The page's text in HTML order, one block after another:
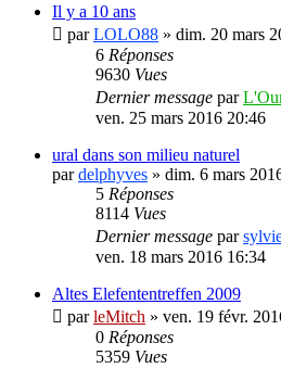
Il y a 10 ans
parLOLO88 » dim. 20 mars
6 Réponses
9630 Vues
Dernier message par
ven. 25 mars 2016 20:46
ural dans son milieu naturel
pardelphyves » dim. 6 mars
5 Réponses
8114 Vues
Dernier message par
ven. 18 mars 2016 16:34
Altes Elefententreffen 2009
parleMitch » ven. 19 févr.
0 Réponses
5359 Vues